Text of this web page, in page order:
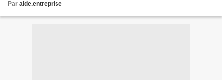
Par aide.entreprise